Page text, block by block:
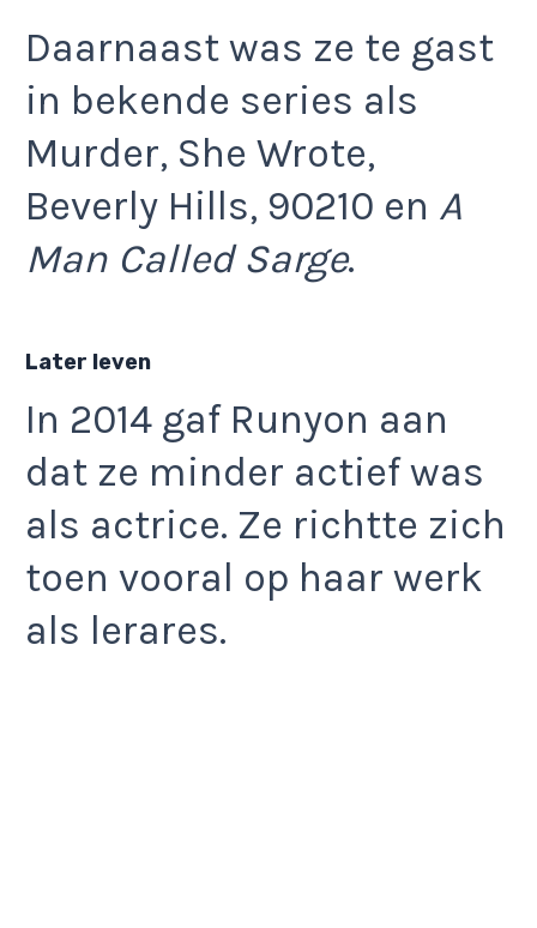
Daarnaast was ze te gast
in bekende series als
Murder, She Wrote,
Beverly Hills, 90210 en A
Man Called Sarge.
Later leven
In 2014 gaf Runyon aan
dat ze minder actief was
als actrice. Ze richtte zich
toen vooral op haar werk
als lerares.